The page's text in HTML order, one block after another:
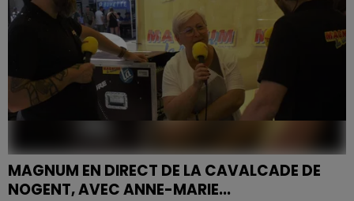
MAGNUM EN DIRECT DE LA CAVALCADE DE
NOGENT, AVEC ANNE-MARIE...